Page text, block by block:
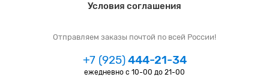
Условия соглашения
Отправляем заказы почтой по всей России!
+7 (925)444-21-34
ежедневно с 10-00 до 21-00